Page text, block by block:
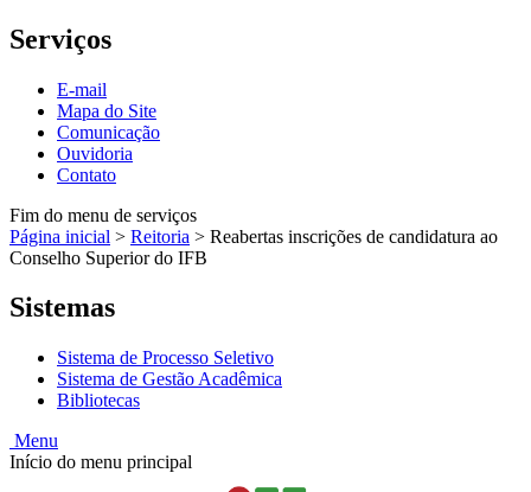
Serviços
E-mail
Mapa do Site
Comunicação
Ouvidoria
Contato
Fim do menu de serviços
Página inicial > Reitoria > Reabertas inscrições de candidatura ao
Conselho Superior do IFB
Sistemas
Sistema de Processo Seletivo
Sistema de Gestão Acadêmica
Bibliotecas
Menu
Início do menu principal